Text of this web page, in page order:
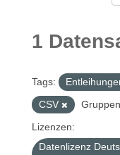
1
Tags:
CSV
Lizenzen:
Datenlizenz